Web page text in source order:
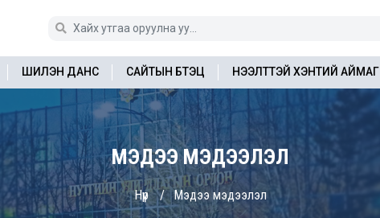
ШИЛЭН ДАНС САЙТЫН БҮТЭЦ НЭЭЛТТЭЙ ХЭНТИЙ АЙМАГ
МЭДЭЭ МЭДЭЭЛЭЛ
Нүүр Мэдээ мэдээлэл